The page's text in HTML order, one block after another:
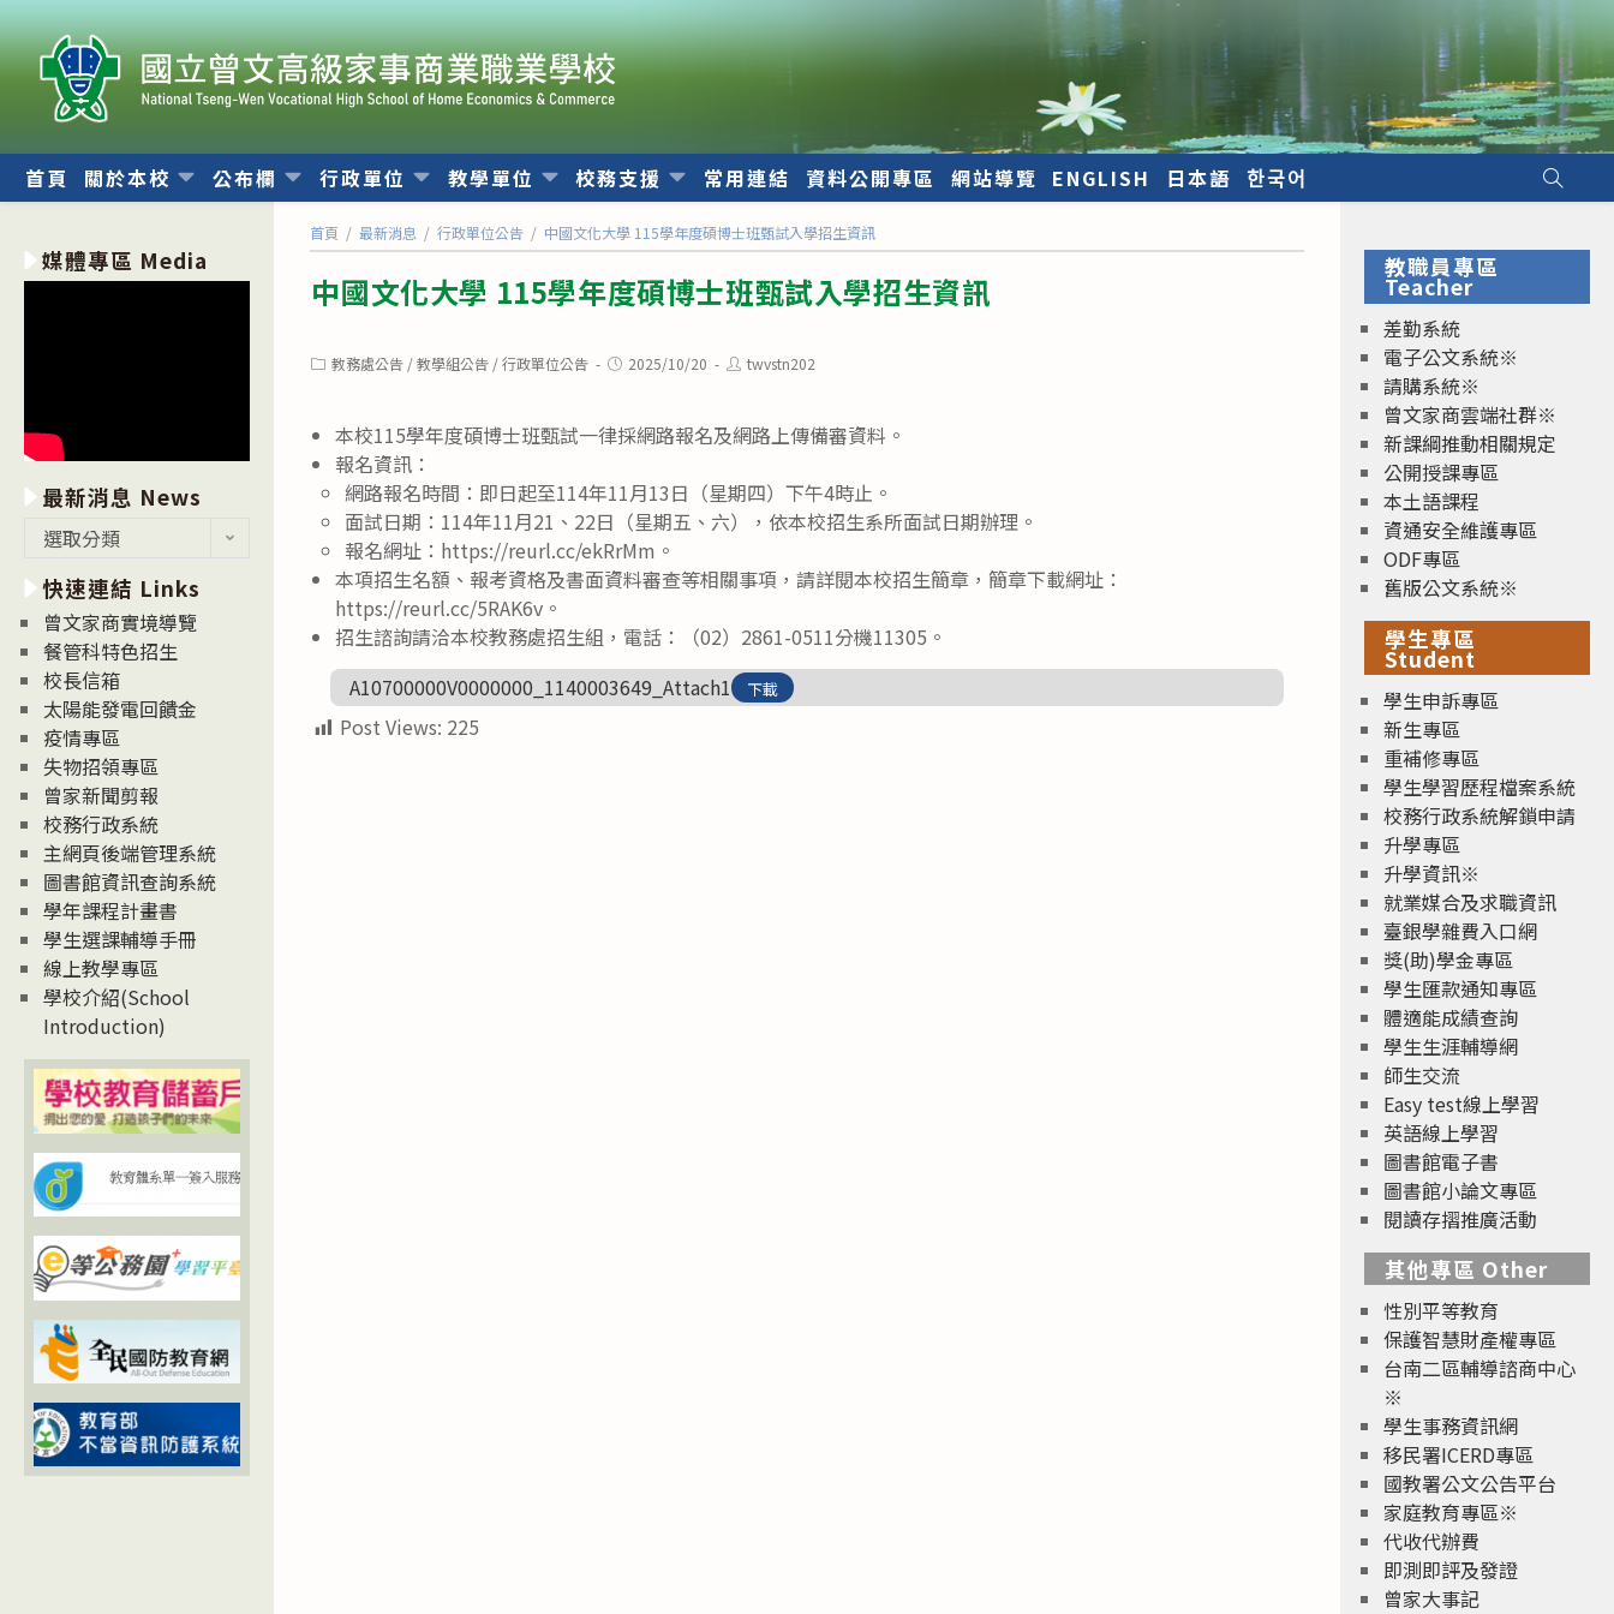
跳
轉
至
內
首頁 關於本校 公布欄 行政單位 教學單位 校務支援 常用連結 資料公開專區 網站導覽 ENGLISH 日本語 한국어
首頁 / 最新消息 / 行政單位公告 / 中國文化大學 115學年度碩博士班甄試入學招生資訊
中國文化大學 115學年度碩博士班甄試入學招生資訊
Post教務處公告 / 教學組公告 / 行政單位公告
Post2025/10/20
Posttwvstn202
本校115學年度碩博士班甄試一律採網路報名及網路上傳備審資料。
報名資訊：
網路報名時間：即日起至114年11月13日（星期四）下午4時止。
面試日期：114年11月21、22日（星期五、六），依本校招生系所面試日期辦理。
報名網址：https://reurl.cc/ekRrMm。
本項招生名額、報考資格及書面資料審查等相關事項，請詳閱本校招生簡章，簡章下載網址：
https://reurl.cc/5RAK6v。
招生諮詢請洽本校教務處招生組，電話：（02）2861-0511分機11305。
A10700000V0000000_1140003649_Attach1
下載
Post Views: 225
媒體專區 Media
最新消息 News
消
息
News
選取分類
快速連結 Links
曾文家商實境導覽
餐管科特色招生
校長信箱
太陽能發電回饋金
疫情專區
失物招領專區
曾家新聞剪報
校務行政系統
主網頁後端管理系統
圖書館資訊查詢系統
學年課程計畫書
學生選課輔導手冊
線上教學專區
學校介紹(School
Introduction)
教職員專區
Teacher
差勤系統
電子公文系統※
請購系統※
曾文家商雲端社群※
新課綱推動相關規定
公開授課專區
本土語課程
資通安全維護專區
ODF專區
舊版公文系統※
學生專區
Student
學生申訴專區
新生專區
重補修專區
學生學習歷程檔案系統
校務行政系統解鎖申請
升學專區
升學資訊※
就業媒合及求職資訊
臺銀學雜費入口網
獎(助)學金專區
學生匯款通知專區
體適能成績查詢
學生生涯輔導網
師生交流
Easy test線上學習
英語線上學習
圖書館電子書
圖書館小論文專區
閱讀存摺推廣活動
其他專區 Other
性別平等教育
保護智慧財產權專區
台南二區輔導諮商中心
※
學生事務資訊網
移民署ICERD專區
國教署公文公告平台
家庭教育專區※
代收代辦費
即測即評及發證
曾家大事記